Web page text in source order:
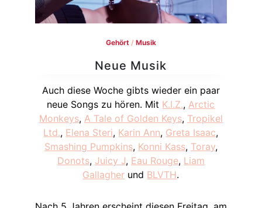
Gehört/ Musik
Neue Musik
Auch diese Woche gibts wieder ein paar
neue Songs zu hören. Mit K.I.Z., Arctic
Monkeys, A Tale of Golden Keys, Tropikel
Ltd., Elena Steri, Karin Ann, Greta Isaac,
Smashing Pumpkins, Konni Kass, Toray,
Donots, Juicy J, Eau Rouge, Liam
Gallagher und BLVTH.